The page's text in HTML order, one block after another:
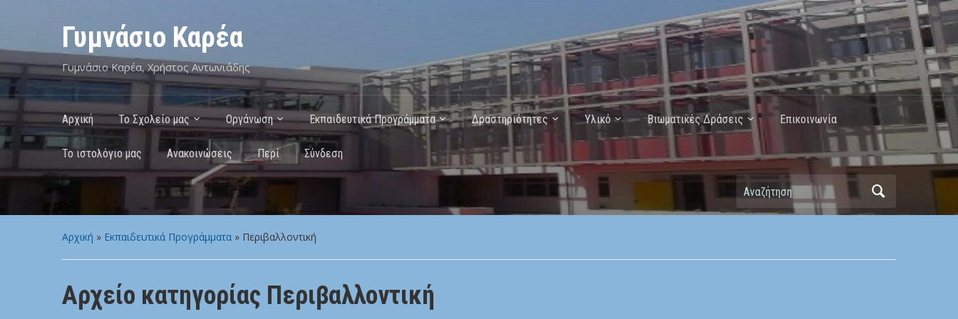
Γυμνάσιο Καρέα
Γυμνάσιο Καρέα, Χρήστος Αντωνιάδης
Αρχική Το Σχολείο μας Οργάνωση Εκπαιδευτικά Προγράμματα Δραστηριότητες Υλικό Βιωματικές Δράσεις Επικοινωνία
Το ιστολόγιο μας Ανακοινώσεις Περί Σύνδεση
Αναζήτηση
Αρχική » Εκπαιδευτικά Προγράμματα » Περιβαλλοντική
Αρχείο κατηγορίας Περιβαλλοντική